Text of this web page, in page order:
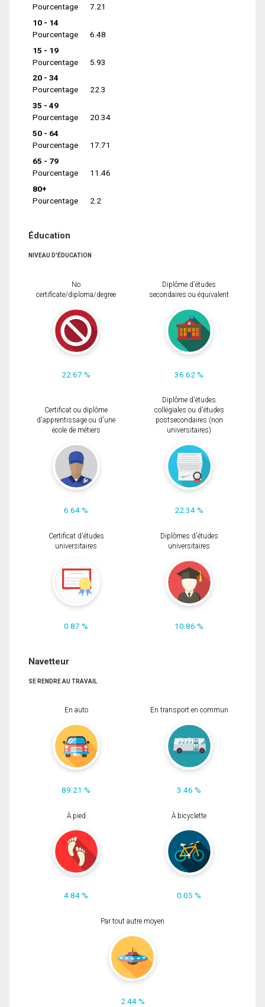
Pourcentage
7.21
10 - 14
Pourcentage
6.48
15 - 19
Pourcentage
5.93
20 - 34
Pourcentage
22.3
35 - 49
Pourcentage
20.34
50 - 64
Pourcentage
17.71
65 - 79
Pourcentage
11.46
80+
Pourcentage
2.2
Éducation
NIVEAU D'ÉDUCATION
No
certificate/diploma/degree
22.67 %
Diplôme d'études
secondaires ou équivalent
36.62 %
Certificat ou diplôme
d'apprentissage ou d'une
école de métiers
6.64 %
Diplôme d'études
collégiales ou d'études
postsecondaires (non
universitaires)
22.34 %
Certificat d'études
universitaires
0.87 %
Diplômes d'études
universitaires
10.86 %
Navetteur
SE RENDRE AU TRAVAIL
En auto
89.21 %
En transport en commun
3.46 %
À pied
4.84 %
À bicyclette
0.05 %
Par tout autre moyen
2.44 %